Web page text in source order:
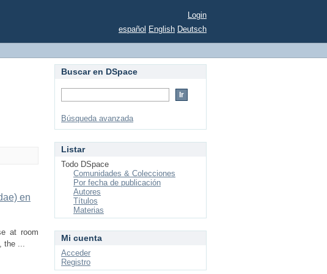
Login
español English Deutsch
en
at room
the ...
Buscar en DSpace
Búsqueda avanzada
Listar
Todo DSpace
Comunidades & Colecciones
Por fecha de publicación
Autores
Títulos
Materias
Mi cuenta
Acceder
Registro